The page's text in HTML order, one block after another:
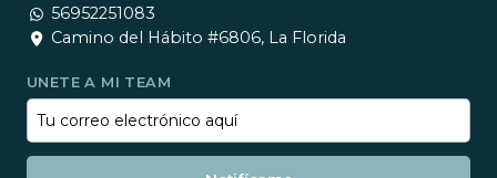
56952251083
Camino del Hábito #6806, La Florida
UNETE A MI TEAM